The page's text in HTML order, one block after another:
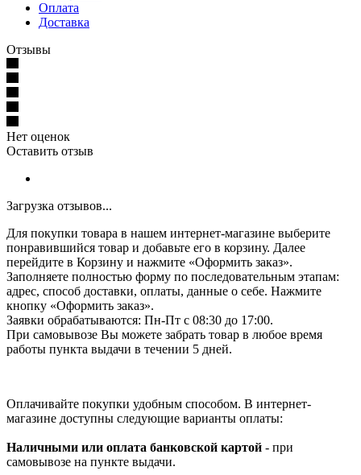
Оплата
Доставка
Отзывы
Нет оценок
Оставить отзыв
Загрузка отзывов...
Для покупки товара в нашем интернет-магазине выберите
понравившийся товар и добавьте его в корзину. Далее
перейдите в Корзину и нажмите «Оформить заказ».
Заполняете полностью форму по последовательным этапам:
адрес, способ доставки, оплаты, данные о себе. Нажмите
кнопку «Оформить заказ».
Заявки обрабатываются: Пн-Пт с 08:30 до 17:00.
При самовывозе Вы можете забрать товар в любое время
работы пункта выдачи в течении 5 дней.
Оплачивайте покупки удобным способом. В интернет-
магазине доступны следующие варианты оплаты:
Наличными или оплата банковской картой - при
самовывозе на пункте выдачи.